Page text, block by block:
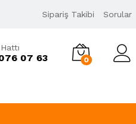
Sipariş Takibi Sorular
07 63 0